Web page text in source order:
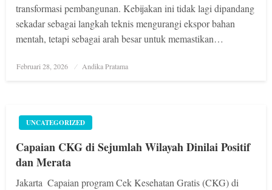
transformasi pembangunan. Kebijakan ini tidak lagi dipandang
sekadar sebagai langkah teknis mengurangi ekspor bahan
mentah, tetapi sebagai arah besar untuk memastikan…
Posted
Februari 28, 2026 Andika Pratama
UNCATEGORIZED
Capaian CKG di Sejumlah Wilayah Dinilai Positif
dan Merata
Jakarta  Capaian program Cek Kesehatan Gratis (CKG) di